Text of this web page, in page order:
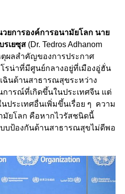
วยการองค์การอนามัยโลก นาย
รเยซุส(Dr. Tedros Adhanom
ตุผลสำคัญของการประกาศ
รน่าที่มีศูนย์กลางอยู่ที่เมืองอู่ฮั่น
ฉินด้านสาธารณสุขระหว่าง
การณ์ที่เกิดขึ้นในประเทศจีน แต่
นประเทศอื่นเพิ่มขึ้นเรื่อย ๆ ความ
มัยโลก คือหากไวรัสชนิดนี้
บบป้องกันด้านสาธารณสุขไม่ดีพอ